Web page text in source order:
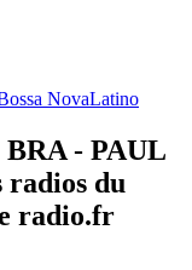
NovaLatino
BRA - PAUL
du
radio.fr